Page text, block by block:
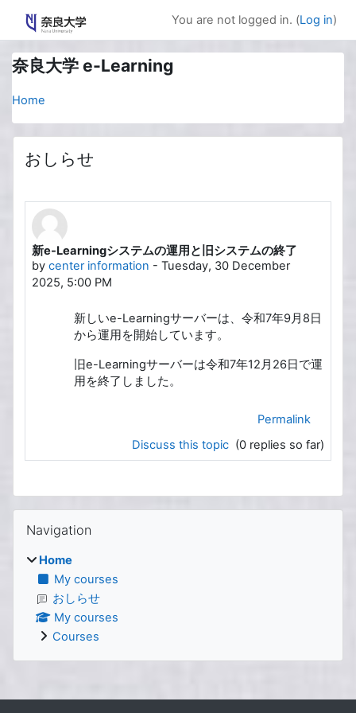
You are not logged in. (Log in)
奈良大学 e-Learning
Home
おしらせ
新e-Learningシステムの運用と旧システムの終了
by center information - Tuesday, 30 December
2025, 5:00 PM
新しいe-Learningサーバーは、令和7年9月8日
から運用を開始しています。
旧e-Learningサーバーは令和7年12月26日で運
用を終了しました。
Permalink
Discuss this topic (0 replies so far)
Blocks
Navigation
Home
My courses
おしらせ
My courses
Courses
Supplementary blocks